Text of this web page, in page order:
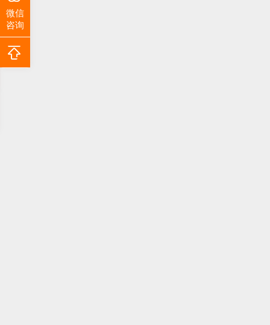
微信
咨询